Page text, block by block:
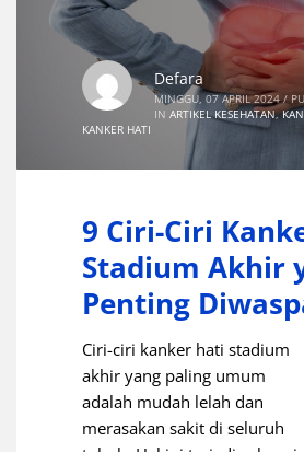
Defara
MINGGU, 07 APRIL 2024 /
IN ARTIKEL KESEHATAN,
KANKER HATI
9 Ciri-Ciri
Stadium Akhir
Penting
Ciri-ciri kanker hati stadium
akhir yang paling umum
adalah mudah lelah dan
merasakan sakit di seluruh